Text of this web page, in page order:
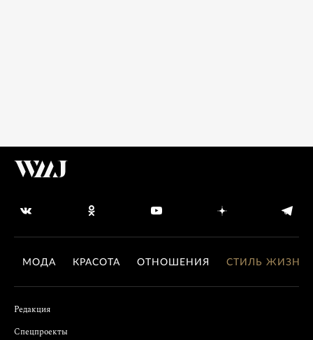
МОДА КРАСОТА ОТНОШЕНИЯ СТИЛЬ ЖИЗНИ
Редакция
Спецпроекты